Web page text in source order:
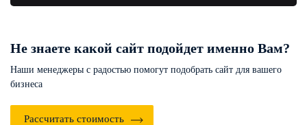
Не знаете какой сайт подойдет именно Вам?
Наши менеджеры с радостью помогут подобрать сайт для вашего
бизнеса
Рассчитать стоимость